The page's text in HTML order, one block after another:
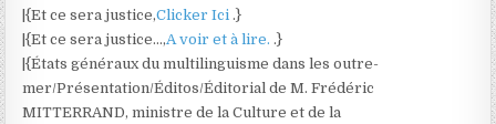
|{Et ce sera justice,Clicker Ici .}
|{Et ce sera justice…,A voir et à lire. .}
|{États généraux du multilinguisme dans les outre-
mer/Présentation/Éditos/Éditorial de M. Frédéric
MITTERRAND, ministre de la Culture et de la